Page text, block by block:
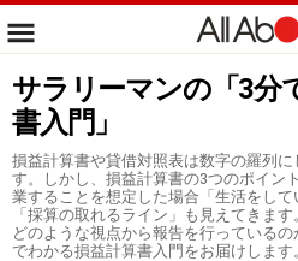
サラリーマンの「3分
書入門」
損益計算書や貸借対照表は数字の羅列
す。しかし、損益計算書の3つのポイン
業することを想定した場合「生活をし
「採算の取れるライン」も見えてきま
どのような視点から報告を行っている
でわかる損益計算書入門をお届けします